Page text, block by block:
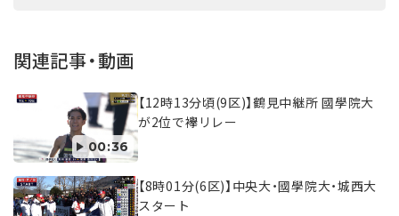
関連記事・動画
00:36
【12時13分頃(9区)】鶴見中継所 國學院大
が2位で襷リレー
【8時01分(6区)】中央大・國學院大・城西大
スタート